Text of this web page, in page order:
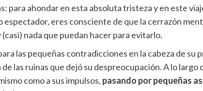
para ahondar en esta absoluta tristeza y en este
espectador, eres consciente de que la cerrazón
nada que puedan hacer para evitarlo.
las pequeñas contradicciones en la cabeza de
las ruinas que dejó su despreocupación. A lo
como a sus impulsos, pasando por pequeñas